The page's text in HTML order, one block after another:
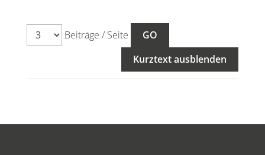
Beiträge / Seite
Kurztext ausblenden